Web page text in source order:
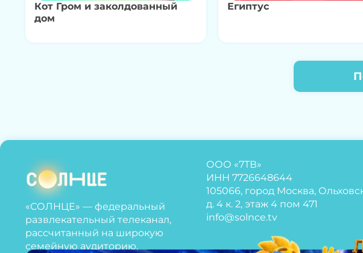
Кот Гром и заколдованный
дом
Египтус
«СОЛНЦЕ» — федеральный
развлекательный телеканал,
рассчитанный на широкую
семейную аудиторию.
ООО «7ТВ»
ИНН 7726648644
105066, город Москва,
д. 4 к. 2, этаж 4 пом 471
info@solnce.tv